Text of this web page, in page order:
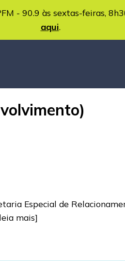
- 90.9 às sextas-feiras,
aqui.
Especial de
mais]